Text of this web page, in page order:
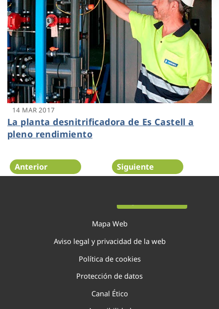
14 MAR 2017
La planta desnitrificadora de Es Castell a
pleno rendimiento
Anterior Siguiente
Mapa Web
Aviso legal y privacidad de la web
Política de cookies
Protección de datos
Canal Ético